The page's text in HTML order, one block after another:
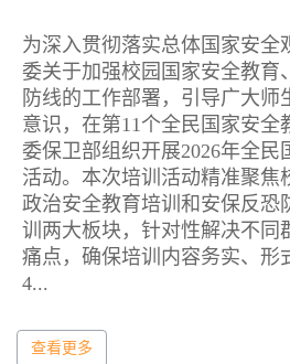
为深入贯彻落实总体国家安全
委关于加强校园国家安全教育
防线的工作部署，引导广大师
意识，在第11个全民国家安全
委保卫部组织开展2026年全民
活动。本次培训活动精准聚焦
政治安全教育培训和安保反恐
训两大板块，针对性解决不同
痛点，确保培训内容务实、形
4...
查看更多